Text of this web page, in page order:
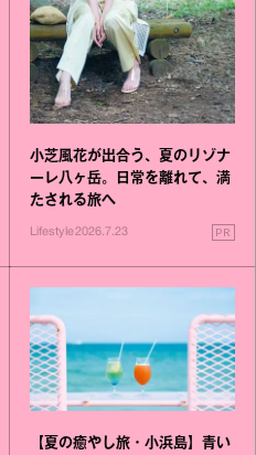
小芝風花が出合う、夏のリゾナ
ーレ八ヶ岳。日常を離れて、満
たされる旅へ
Lifestyle2026.7.23 PR
【夏の癒やし旅・小浜島】青い